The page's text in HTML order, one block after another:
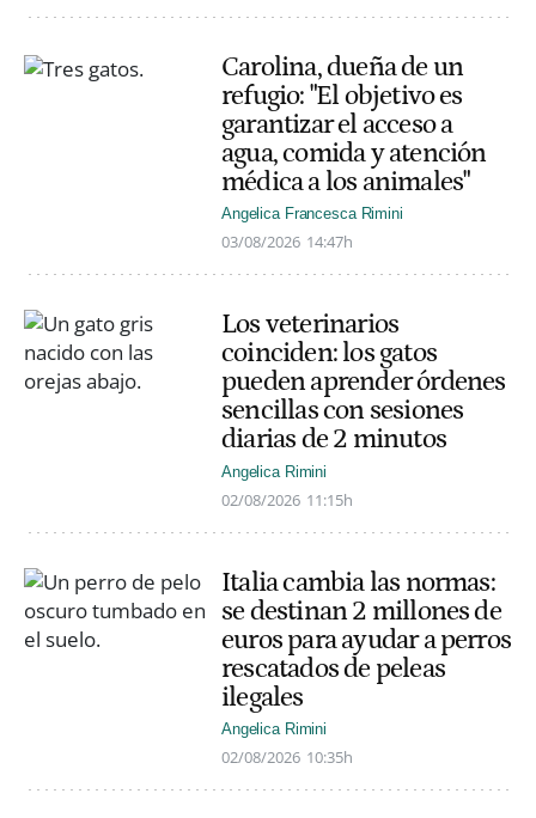
Carolina, dueña de un
refugio: "El objetivo es
garantizar el acceso a
agua, comida y atención
médica a los animales"
Angelica Francesca Rimini
03/08/2026 14:47h
Los veterinarios
coinciden: los gatos
pueden aprender órdenes
sencillas con sesiones
diarias de 2 minutos
Angelica Rimini
02/08/2026 11:15h
Italia cambia las normas:
se destinan 2 millones de
euros para ayudar a perros
rescatados de peleas
ilegales
Angelica Rimini
02/08/2026 10:35h